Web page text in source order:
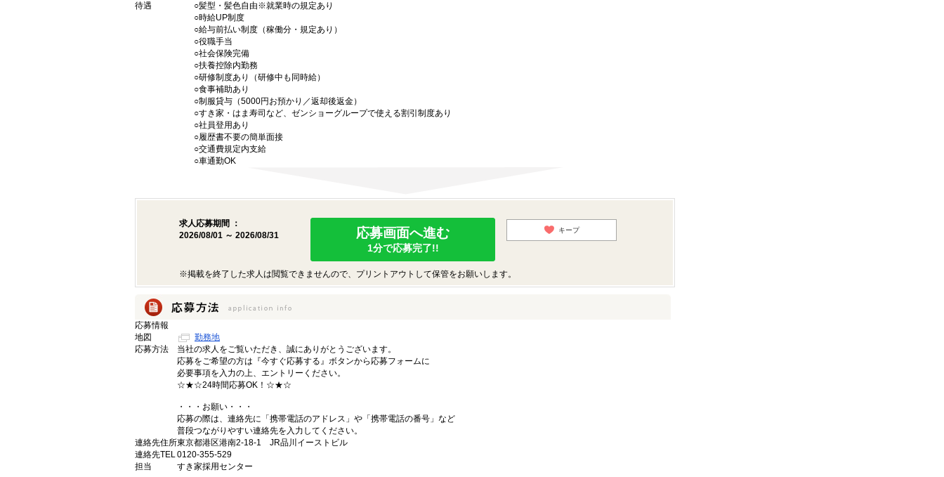
待遇
○髪型・髪色自由※就業時の規定あり
○時給UP制度
○給与前払い制度（稼働分・規定あり）
○役職手当
○社会保険完備
○扶養控除内勤務
○研修制度あり（研修中も同時給）
○食事補助あり
○制服貸与（5000円お預かり／返却後返金）
○すき家・はま寿司など、ゼンショーグループで使える割引制度あり
○社員登用あり
○履歴書不要の簡単面接
○交通費規定内支給
○車通勤OK
求人応募期間 ：
2026/08/01 ～ 2026/08/31
応募画面へ進む
1分で応募完了!!
キープ
※掲載を終了した求人は閲覧できませんので、プリントアウトして保管をお願いします。
応募情報
地図
勤務地
応募方法
当社の求人をご覧いただき、誠にありがとうございます。
応募をご希望の方は『今すぐ応募する』ボタンから応募フォームに
必要事項を入力の上、エントリーください。
☆★☆24時間応募OK！☆★☆
・・・お願い・・・
応募の際は、連絡先に「携帯電話のアドレス」や「携帯電話の番号」など
普段つながりやすい連絡先を入力してください。
連絡先住所東京都港区港南2-18-1 JR品川イーストビル
連絡先TEL0120-355-529
担当
すき家採用センター